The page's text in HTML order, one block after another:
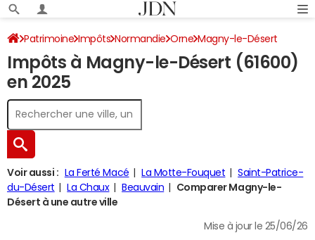
Patrimoine Impôts Normandie Orne Magny-le-Désert
Impôt sur le revenu
Impôts à Magny-le-Désert (61600)
en 2025
Voir aussi : La Ferté Macé La Motte-Fouquet
Saint-Patrice-
du-Désert
La Chaux Beauvain
Comparer Magny-le-
Désert à une autre ville
Mise à jour le 25/06/26